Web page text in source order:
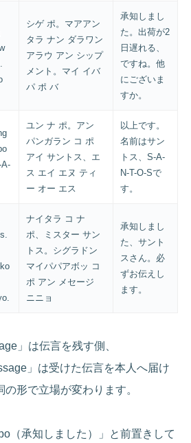
シゲ ポ。マアアン
タラ ナン ダラワン
アラウ アン シップ
メント。マイ イバ
パ ポ バ
承知しまし
た。出荷が2
日遅れる、
ですね。他
にございま
すか。
ユン ナ ポ。アン
パンガラン コ ポ
アイ サントス、エ
ス エイ エヌ ティ
ー オー エス
以上です。
名前はサン
トス、S-A-
N-T-O-Sで
す。
ナイタラ コ ナ
ポ、ミスター サン
トス。シグラドン
マイパパアボッ コ
ポ アン メセージ
ニニョ
承知しまし
た、サント
スさん。必
ずお伝えし
ます。
」は伝言を残す側、
」は受けた伝言を本人へ届け
形で立場が変わります。
（承知しました）」と前置きして